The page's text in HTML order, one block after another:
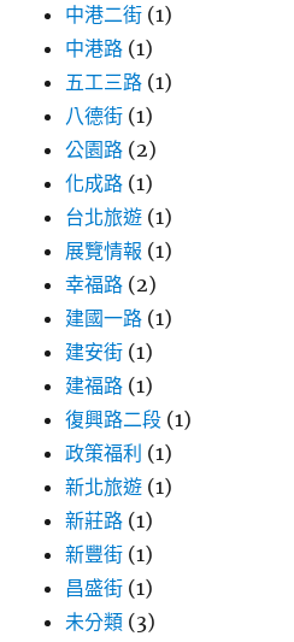
中港二街 (1)
中港路 (1)
五工三路 (1)
八德街 (1)
公園路 (2)
化成路 (1)
台北旅遊 (1)
展覽情報 (1)
幸福路 (2)
建國一路 (1)
建安街 (1)
建福路 (1)
復興路二段 (1)
政策福利 (1)
新北旅遊 (1)
新莊路 (1)
新豐街 (1)
昌盛街 (1)
未分類 (3)